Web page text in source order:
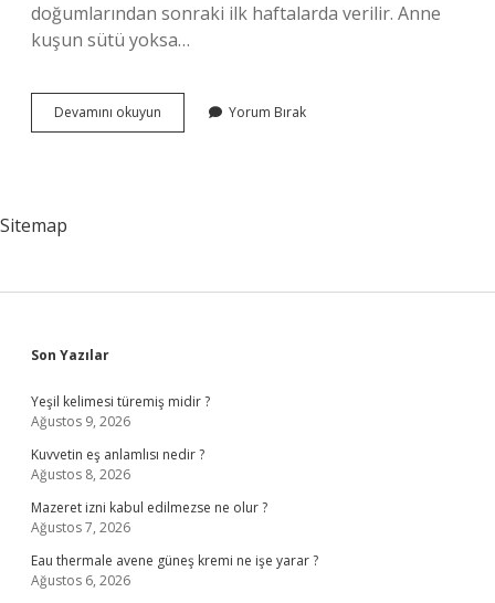
doğumlarından sonraki ilk haftalarda verilir. Anne
kuşun sütü yoksa…
Devamını okuyun
Sokak
Yorum Bırak
Sitemap
Sidebar
Son Yazılar
Yeşil kelimesi türemiş midir ?
Ağustos 9, 2026
Kuvvetin eş anlamlısı nedir ?
Ağustos 8, 2026
Mazeret izni kabul edilmezse ne olur ?
Ağustos 7, 2026
Eau thermale avene güneş kremi ne işe yarar ?
Ağustos 6, 2026